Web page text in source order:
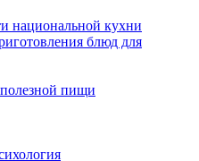
национальной кухни
блюд для
пищи